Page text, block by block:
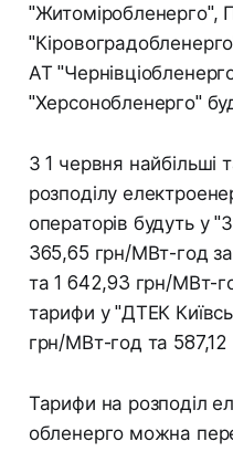
"Житоміробленерго",
АТ
"Херсонобленерго"
З 1 червня найбільші
розподілу
операторів будуть у
365,65 грн/МВт-год
та 1 642,93 грн/МВт-
тарифи у "ДТЕК
грн/МВт-год та
Тарифи на розподіл
обленерго можна